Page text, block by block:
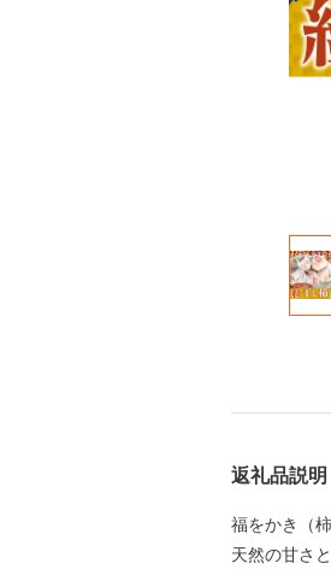
返礼品説明
福をかき（
天然の甘さ